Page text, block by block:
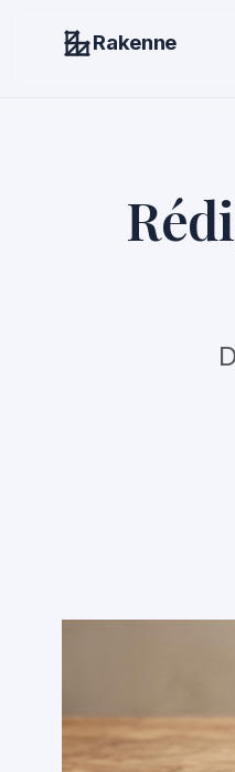
Rakenne